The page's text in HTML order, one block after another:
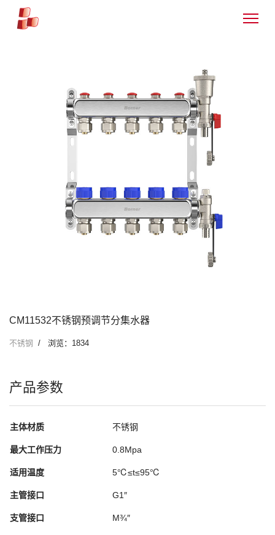
CM11532不锈钢预调节分集水器
不锈钢 浏览：1834
产品参数
主体材质 不锈钢
最大工作压力 0.8Mpa
适用温度 5℃≤t≤95℃
主管接口 G1″
支管接口 M¾″